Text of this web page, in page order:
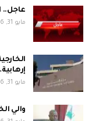
عاجل..
مايو 31, 2026
مايو 31, 2026
والي